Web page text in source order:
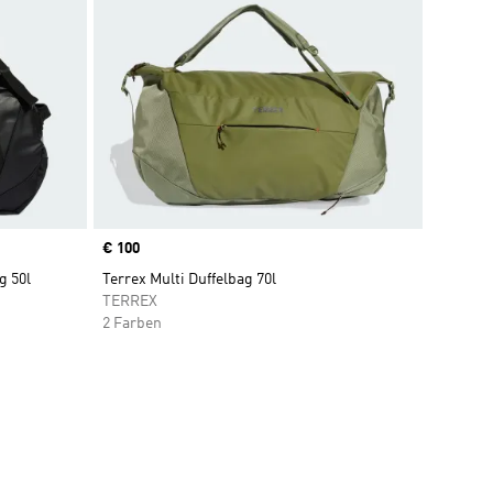
50l
Price
€ 100
Terrex Multi Duffelbag 70l
TERREX
2 Farben